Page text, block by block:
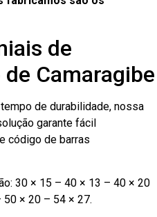
de
Camaragibe
de durabilidade, nossa
garante fácil
código de barras
30 × 15 – 40 × 13 – 40 × 20
× 20 – 54 × 27.